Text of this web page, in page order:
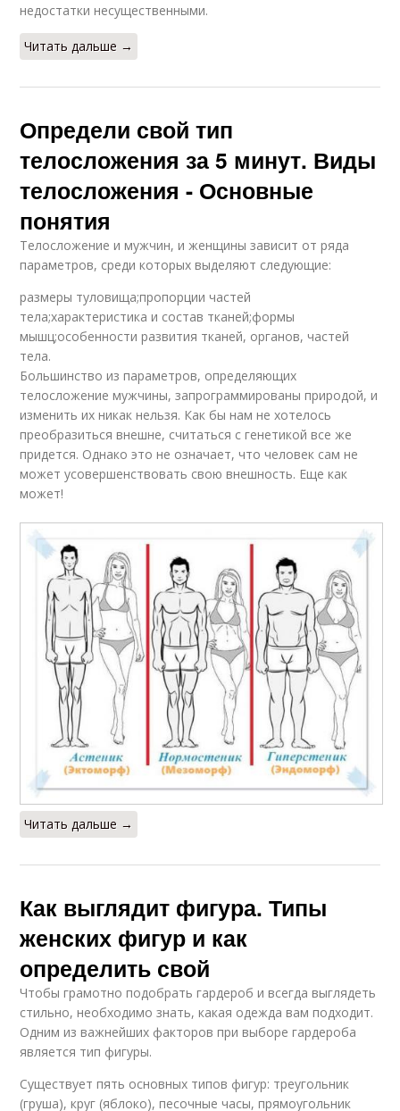
недостатки несущественными.
Читать дальше →
Определи свой тип
телосложения за 5 минут. Виды
телосложения - Основные
понятия
Телосложение и мужчин, и женщины зависит от ряда
параметров, среди которых выделяют следующие:
размеры туловища;пропорции частей
тела;характеристика и состав тканей;формы
мышц;особенности развития тканей, органов, частей
тела.
Большинство из параметров, определяющих
телосложение мужчины, запрограммированы природой, и
изменить их никак нельзя. Как бы нам не хотелось
преобразиться внешне, считаться с генетикой все же
придется. Однако это не означает, что человек сам не
может усовершенствовать свою внешность. Еще как
может!
Читать дальше →
Как выглядит фигура. Типы
женских фигур и как
определить свой
Чтобы грамотно подобрать гардероб и всегда выглядеть
стильно, необходимо знать, какая одежда вам подходит.
Одним из важнейших факторов при выборе гардероба
является тип фигуры.
Существует пять основных типов фигур: треугольник
(груша), круг (яблоко), песочные часы, прямоугольник